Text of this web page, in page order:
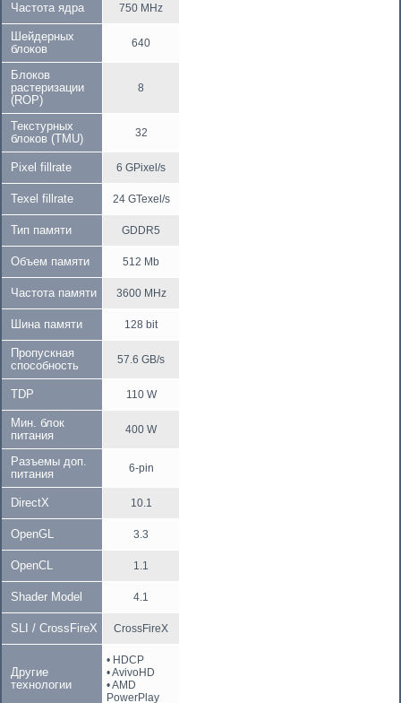
Частота ядра 750 MHz
Шейдерных
блоков
640
Блоков
растеризации
(ROP)
8
Текстурных
блоков (TMU)
32
Pixel fillrate 6 GPixel/s
Texel fillrate 24 GTexel/s
Тип памяти GDDR5
Объем памяти 512 Mb
Частота памяти 3600 MHz
Шина памяти 128 bit
Пропускная
способность
57.6 GB/s
TDP 110 W
Мин. блок
питания
400 W
Разъемы доп.
питания
6-pin
DirectX 10.1
OpenGL 3.3
OpenCL 1.1
Shader Model 4.1
SLI / CrossFireX CrossFireX
Другие
технологии
• HDCP
• AvivoHD
• AMD
PowerPlay